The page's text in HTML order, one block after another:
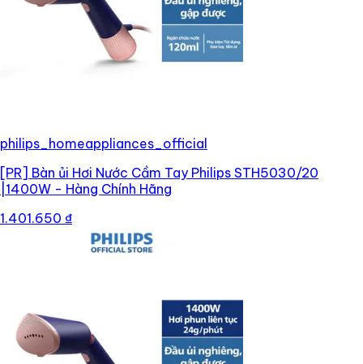
philips_homeappliances_official
[PR] Bàn ủi Hơi Nước Cầm Tay Philips STH5030/20
|1400W - Hàng Chính Hãng
1.401.650 ₫